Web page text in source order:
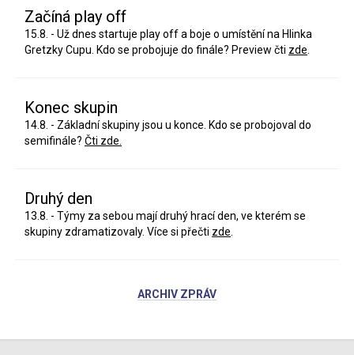
Začíná play off
15.8. - Už dnes startuje play off a boje o umístění na Hlinka
Gretzky Cupu. Kdo se probojuje do finále? Preview čti zde
Konec skupin
14.8. - Základní skupiny jsou u konce. Kdo se probojoval do
semifinále? Čti zde.
Druhý den
13.8. - Týmy za sebou mají druhý hrací den, ve kterém se
skupiny zdramatizovaly. Více si přečti zde
ARCHIV ZPRÁV